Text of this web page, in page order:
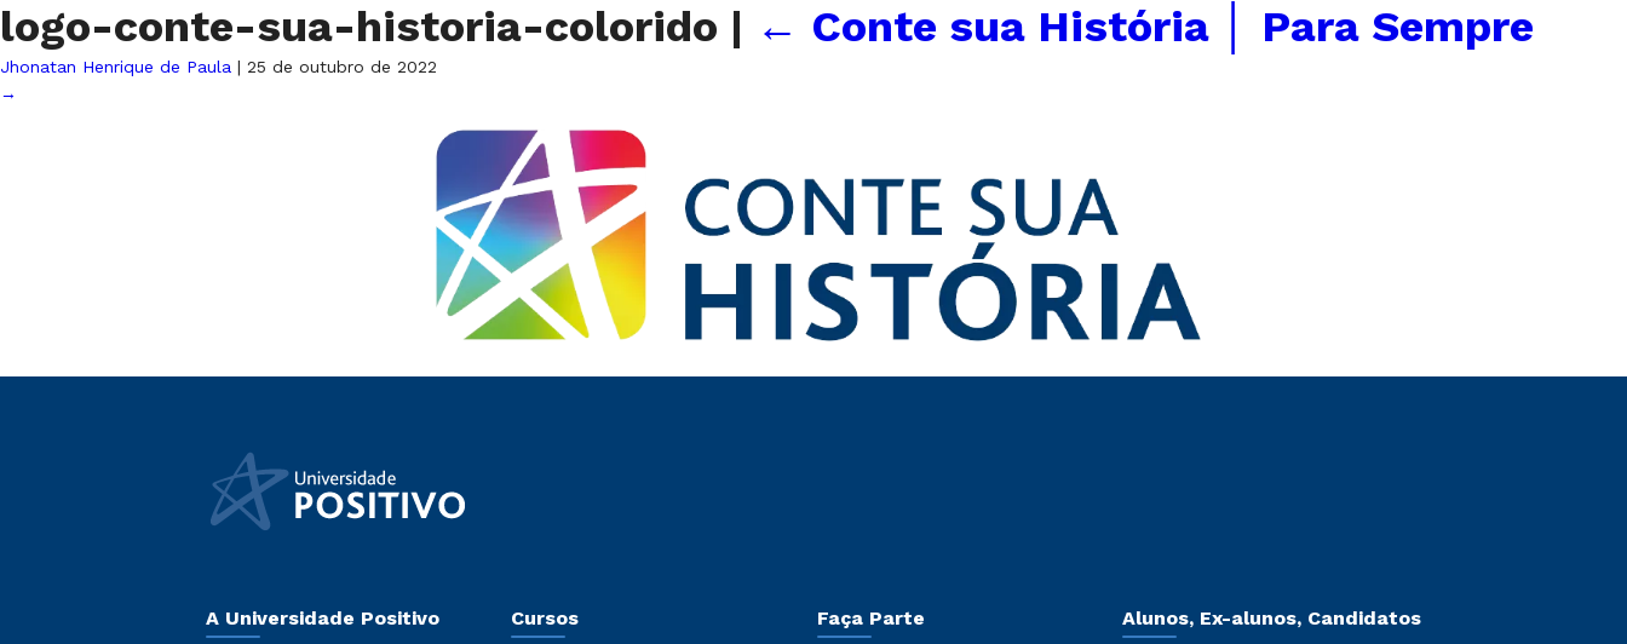
logo-conte-sua-historia-colorido | ← Conte sua História │ Para Sempre
Jhonatan Henrique de Paula | 25 de outubro de 2022
→
A Universidade Positivo Cursos Faça Parte Alunos, Ex-alunos, Candidatos